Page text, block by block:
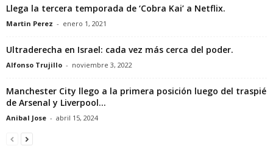
Llega la tercera temporada de ‘Cobra Kai’ a Netflix.
Martin Perez - enero 1, 2021
Ultraderecha en Israel: cada vez más cerca del poder.
Alfonso Trujillo - noviembre 3, 2022
Manchester City llego a la primera posición luego del traspié
de Arsenal y Liverpool...
Anibal Jose - abril 15, 2024